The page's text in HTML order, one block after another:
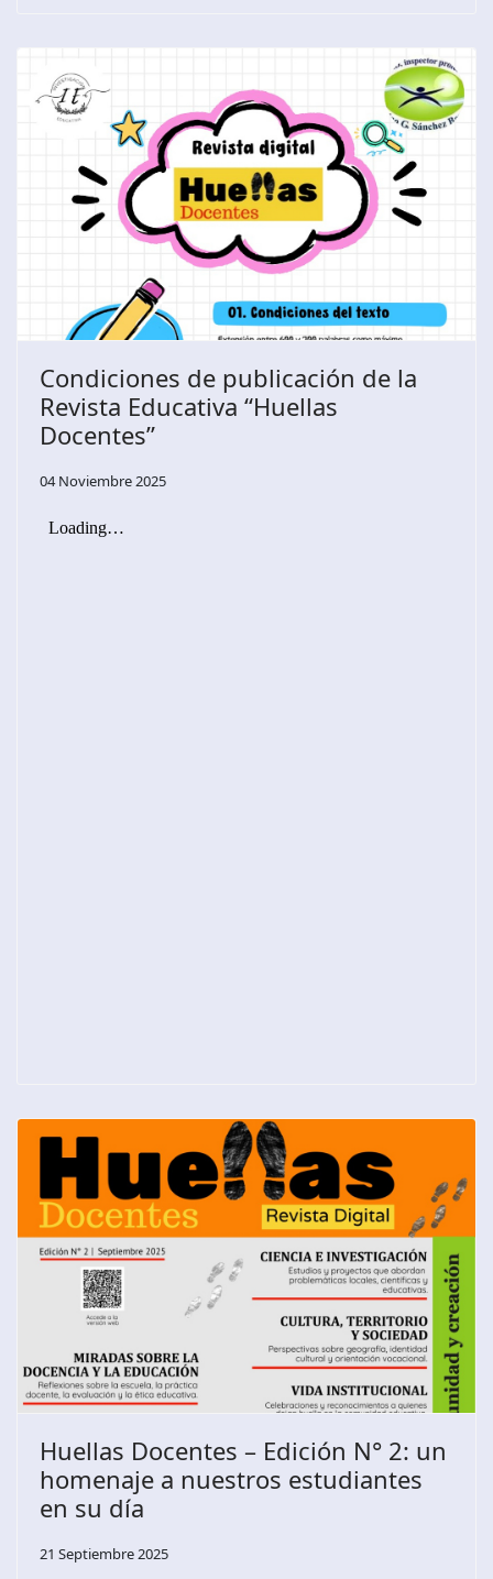
Condiciones de publicación de la
Revista Educativa “Huellas
Docentes”
04 Noviembre 2025
Huellas Docentes – Edición N° 2: un
homenaje a nuestros estudiantes
en su día
21 Septiembre 2025